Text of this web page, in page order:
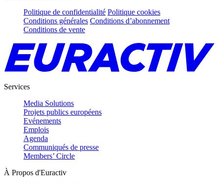
Politique de confidentialité Politique cookies
Conditions générales Conditions d’abonnement
Conditions de vente
Services
Media Solutions
Projets publics européens
Evénements
Emplois
Agenda
Communiqués de presse
Members’ Circle
À Propos d'Euractiv